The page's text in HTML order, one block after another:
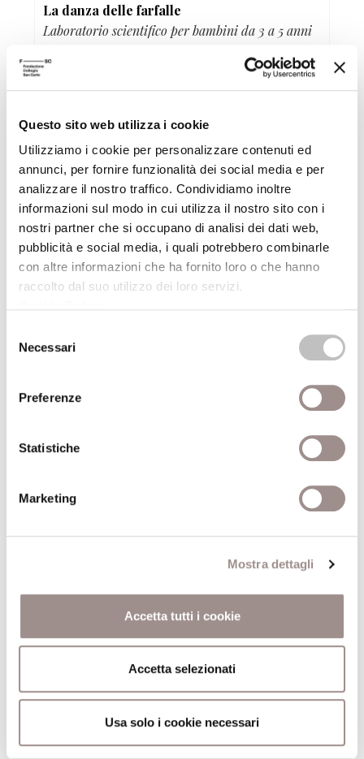
Questo sito web utilizza i cookie
Utilizziamo i cookie per personalizzare contenuti ed
annunci, per fornire funzionalità dei social media e per
analizzare il nostro traffico. Condividiamo inoltre
informazioni sul modo in cui utilizza il nostro sito con i
nostri partner che si occupano di analisi dei dati web,
pubblicità e social media, i quali potrebbero combinarle
con altre informazioni che ha fornito loro o che hanno
raccolto dal suo utilizzo dei loro servizi.
delNecessari
Preferenze
Statistiche
Marketing
Mostra dettagli
Accetta tutti i cookie
Accetta selezionati
Usa solo i cookie necessari
La danza delle farfalle
Laboratorio scientifico per bambini da 3 a 5 anni
Festival Filosofia
Aquiloni Voli acrobatici e laboratori di
costruzione
Per ragazzi dai 12 anni
Festival Filosofia
21/09/2008
Festival Filosofia
21/09/2008
21/09/2008
OSA Performance acrobatiche volanti
Spettacolo di danza
Festival Filosofia
21/09/2008
Viaggio audiovisivo attraverso otto immaginarie
fermate della metropolitana